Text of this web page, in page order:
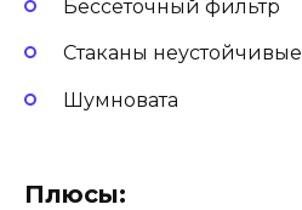
Бессеточный фильтр
Стаканы неустойчивые
Шумновата
Плюсы: